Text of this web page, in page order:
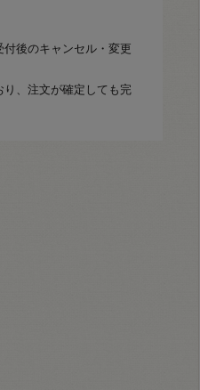
付後のキャンセル・変更
り、注文が確定しても完